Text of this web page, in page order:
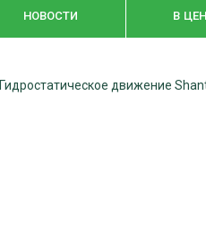
НОВОСТИ В
Гидростатическое движение